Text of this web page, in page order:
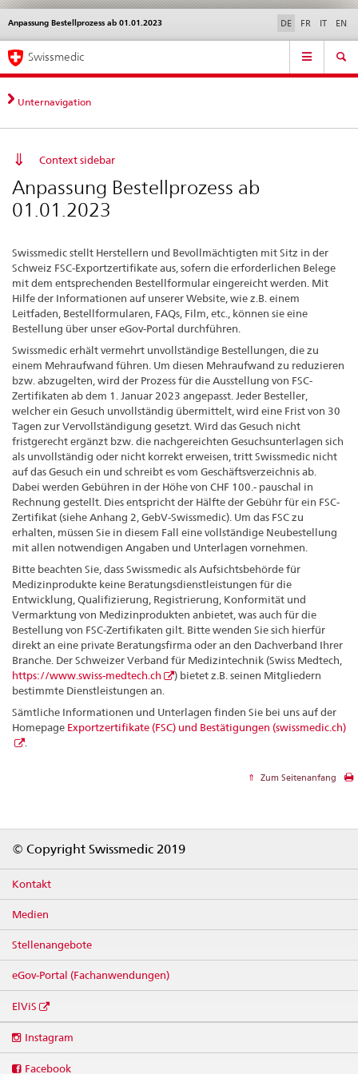
Direktnavigation
News,
Rechtsgrundlagen,
Kontakt
News & Updates Kontakt | Support & Hilfe
Anpassung Bestellprozess ab 01.01.2023
Sprachwahl DE FR IT EN
Service
Hauptnavigation
Swissmedic
Unternavigation
Context sidebar
Anpassung Bestellprozess ab
01.01.2023
Swissmedic stellt Herstellern und Bevollmächtigten mit Sitz in der
Schweiz FSC-Exportzertifikate aus, sofern die erforderlichen Belege
mit dem entsprechenden Bestellformular eingereicht werden. Mit
Hilfe der Informationen auf unserer Website, wie z.B. einem
Leitfaden, Bestellformularen, FAQs, Film, etc., können sie eine
Bestellung über unser eGov-Portal durchführen.
Swissmedic erhält vermehrt unvollständige Bestellungen, die zu
einem Mehraufwand führen. Um diesen Mehraufwand zu reduzieren
bzw. abzugelten, wird der Prozess für die Ausstellung von FSC-
Zertifikaten ab dem 1. Januar 2023 angepasst. Jeder Besteller,
welcher ein Gesuch unvollständig übermittelt, wird eine Frist von 30
Tagen zur Vervollständigung gesetzt. Wird das Gesuch nicht
fristgerecht ergänzt bzw. die nachgereichten Gesuchsunterlagen sich
als unvollständig oder nicht korrekt erweisen, tritt Swissmedic nicht
auf das Gesuch ein und schreibt es vom Geschäftsverzeichnis ab.
Dabei werden Gebühren in der Höhe von CHF 100.- pauschal in
Rechnung gestellt. Dies entspricht der Hälfte der Gebühr für ein FSC-
Zertifikat (siehe Anhang 2, GebV-Swissmedic). Um das FSC zu
erhalten, müssen Sie in diesem Fall eine vollständige Neubestellung
mit allen notwendigen Angaben und Unterlagen vornehmen.
Bitte beachten Sie, dass Swissmedic als Aufsichtsbehörde für
Medizinprodukte keine Beratungsdienstleistungen für die
Entwicklung, Qualifizierung, Registrierung, Konformität und
Vermarktung von Medizinprodukten anbietet, was auch für die
Bestellung von FSC-Zertifikaten gilt. Bitte wenden Sie sich hierfür
direkt an eine private Beratungsfirma oder an den Dachverband Ihrer
Branche. Der Schweizer Verband für Medizintechnik (Swiss Medtech,
https://www.swiss-medtech.ch
) bietet z.B. seinen Mitgliedern
bestimmte Dienstleistungen an.
Sämtliche Informationen und Unterlagen finden Sie bei uns auf der
Homepage Exportzertifikate (FSC) und Bestätigungen (swissmedic.ch)
Zum Seitenanfang
© Copyright Swissmedic 2019
Kontakt
Medien
Stellenangebote
eGov-Portal (Fachanwendungen)
ElViS
media
Instagram
Facebook